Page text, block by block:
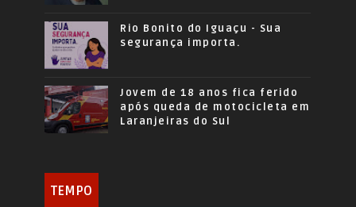
Rio Bonito do Iguaçu - Sua
segurança importa.
Jovem de 18 anos fica ferido
após queda de motocicleta em
Laranjeiras do Sul
TEMPO